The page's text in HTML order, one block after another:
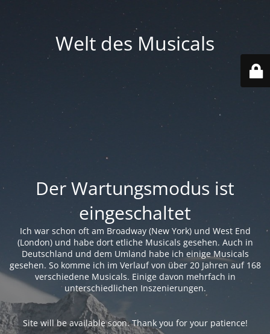
Welt des Musicals
Der Wartungsmodus ist
eingeschaltet
Ich war schon oft am Broadway (New York) und West End
(London) und habe dort etliche Musicals gesehen. Auch in
Deutschland und dem Umland habe ich einige Musicals
gesehen. So komme ich im Verlauf von über 20 Jahren auf 168
verschiedene Musicals. Einige davon mehrfach in
unterschiedlichen Inszenierungen.
Site will be available soon. Thank you for your patience!